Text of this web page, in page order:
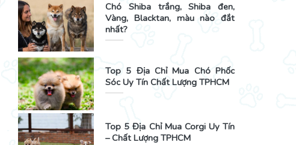
Chó Shiba trắng, Shiba đen,
Vàng, Blacktan, màu nào đắt
nhất?
Top 5 Địa Chỉ Mua Chó Phốc
Sóc Uy Tín Chất Lượng TPHCM
Top 5 Địa Chỉ Mua Corgi Uy Tín
– Chất Lượng TPHCM